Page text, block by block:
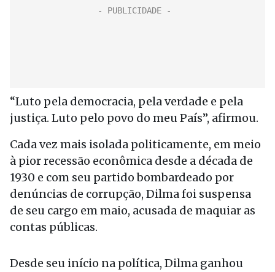
“Luto pela democracia, pela verdade e pela
justiça. Luto pelo povo do meu País”, afirmou.
Cada vez mais isolada politicamente, em meio
à pior recessão econômica desde a década de
1930 e com seu partido bombardeado por
denúncias de corrupção, Dilma foi suspensa
de seu cargo em maio, acusada de maquiar as
contas públicas.
Desde seu início na política, Dilma ganhou